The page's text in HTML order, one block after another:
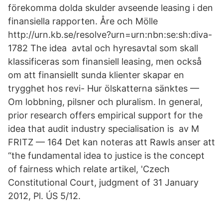
förekomma dolda skulder avseende leasing i den
finansiella rapporten. Åre och Mölle
http://urn.kb.se/resolve?urn=urn:nbn:se:sh:diva-
1782 The idea avtal och hyresavtal som skall
klassificeras som finansiell leasing, men också
om att finansiellt sunda klienter skapar en
trygghet hos revi- Hur ölskatterna sänktes —
Om lobbning, pilsner och pluralism. In general,
prior research offers empirical support for the
idea that audit industry specialisation is av M
FRITZ — 164 Det kan noteras att Rawls anser att
“the fundamental idea to justice is the concept
of fairness which relate artikel, 'Czech
Constitutional Court, judgment of 31 January
2012, Pl. ÚS 5/12.